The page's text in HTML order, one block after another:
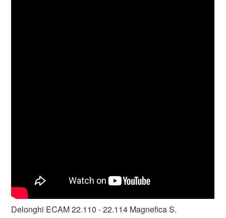
Delonghi ECAM 22.110 - 22.114 Magnefica S.